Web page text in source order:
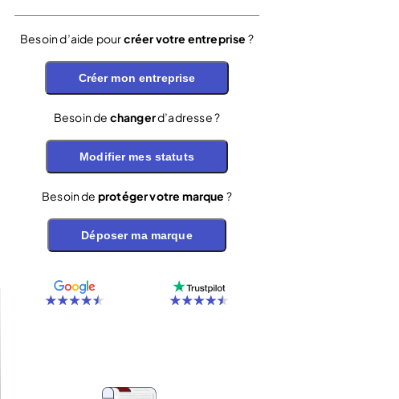
Besoin d’aide pourcréer votre entreprise ?
Créer mon entreprise
Besoin de changerd’adresse ?
Modifier mes statuts
Besoin de protéger votre marque ?
Déposer ma marque